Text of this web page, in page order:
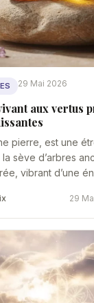
29 Mai 2026
aux vertus
pierre, est une
sève d’arbres
vibrant d’une
29